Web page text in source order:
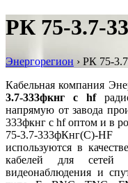
РК 75-3.7-
Энергорегион › РК 75-
Кабельная компания
3.7-333фкнг с hf
напрямую от завода
333фкнг с hf оптом и в
75-3.7-333фКнг(С)-
используются в
кабелей для сетей
видеонаблюдения и